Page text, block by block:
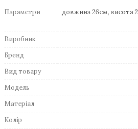
Параметри
довжина 26см, висота
Виробник
Бренд
Вид товару
Модель
Матеріал
Колір